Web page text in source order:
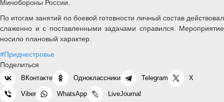
Минобороны России.
По итогам занятий по боевой готовности личный состав действовал
слаженно и с поставленными задачами справился. Мероприятие
носило плановый характер.
#Приднестровье
Поделиться
ВКонтакте Одноклассники Telegram X
Viber WhatsApp LiveJournal